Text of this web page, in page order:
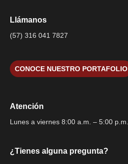
Llámanos
(57) 316 041 7827
CONOCE NUESTRO PORTAFOLIO
Atención
Lunes a viernes 8:00 a.m. – 5:00 p.m.
¿Tienes alguna pregunta?